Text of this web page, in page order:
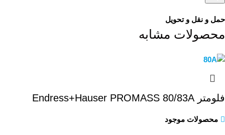
حمل و نقل و تحویل
محصولات مشابه
فلومتر Endress+Hauser PROMASS 80/83A
محصولات موجود